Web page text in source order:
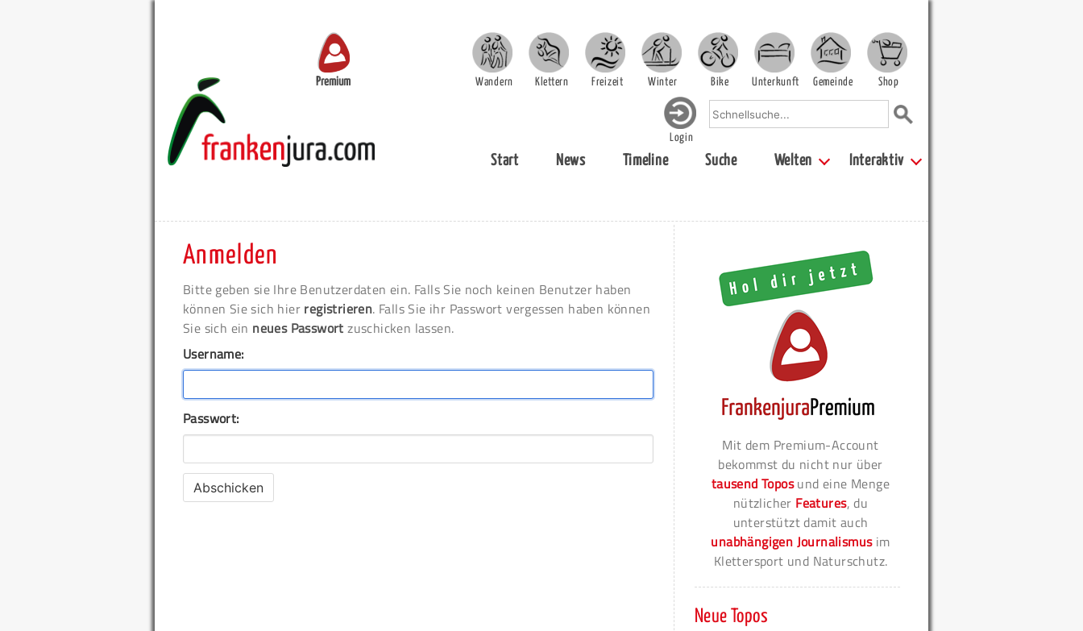
Premium Wandern Klettern Freizeit Winter Bike Unterkunft Gemeinde Shop
Login
Start News Timeline Suche Welten Interaktiv
Anmelden
Bitte geben sie Ihre Benutzerdaten ein. Falls Sie noch keinen Benutzer haben
können Sie sich hier registrieren. Falls Sie ihr Passwort vergessen haben können
Sie sich ein neues Passwort zuschicken lassen.
Username:
Passwort:
Mit dem Premium-Account
bekommst du nicht nur über
tausend Toposund eine Menge
nützlicher Features, du
unterstützt damit auch
unabhängigen Journalismusim
Klettersport und Naturschutz.
Neue Topos